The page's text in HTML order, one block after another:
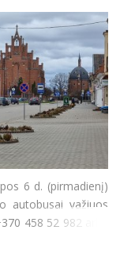
6 d. (pirmadienį)
autobusai važiuos
458 52 982 arba